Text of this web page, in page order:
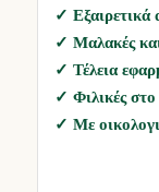
✓ Εξαιρετικά
✓ Μαλακές
✓ Τέλεια
✓ Φιλικές
✓ Με